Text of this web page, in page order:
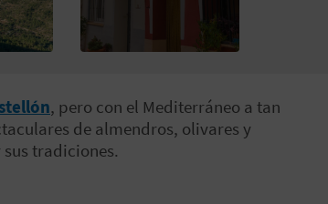
, pero con el Mediterráneo a tan
de almendros, olivares y
tradiciones.